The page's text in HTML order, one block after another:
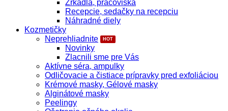
Zrkadlá, pracoviska
Recepcie, sedačky na recepciu
Náhradné diely
Kozmetičky
Neprehliadnite
Novinky
Zlacnili sme pre Vás
Aktívne séra, ampulky
Odličovacie a čistiace prípravky pred exfoliáciou
Krémové masky, Gélové masky
Alginátové masky
Peelingy